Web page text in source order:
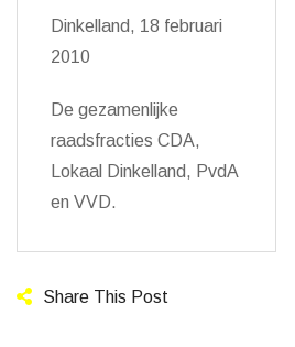
Dinkelland, 18 februari
2010
De gezamenlijke
raadsfracties CDA,
Lokaal Dinkelland, PvdA
en VVD.
Share This Post